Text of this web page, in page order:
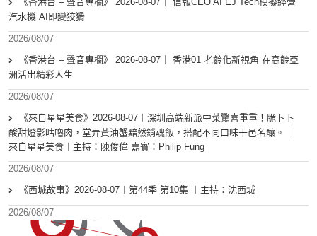
汽水機 AI即變狡猾
2026/08/07
《香港台 – 聲音專欄》 2026-08-07｜ 香港01 老齡化新視角 在高齡亞
洲活出精彩人生
2026/08/07
《來自星星美食》2026-08-07︱深圳高端新派中菜驚喜重重！脆卜卜
酸甜燈影咕嚕肉，堂弄黃油蟹黯然銷魂飯，搭配不同口味干邑名釀。︱
來自星星美食︱主持：陳俊偉 嘉賓：Philip Fung
2026/08/07
《西城故事》2026-08-07︱第44季 第10集 ︱主持：沈西城
2026/08/07